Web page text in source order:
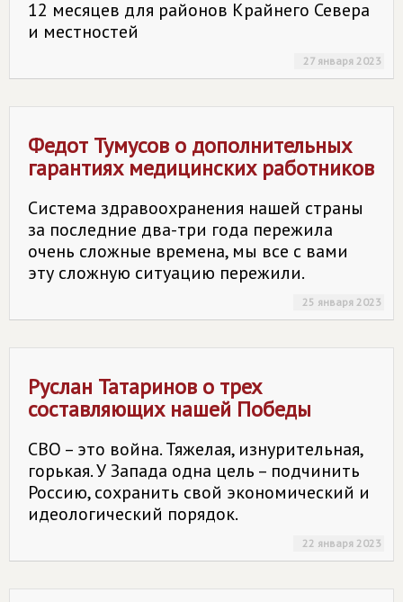
12 месяцев для районов Крайнего Севера
и местностей
27 января 2023
Федот Тумусов о дополнительных
гарантиях медицинских работников
Система здравоохранения нашей страны
за последние два-три года пережила
очень сложные времена, мы все с вами
эту сложную ситуацию пережили.
25 января 2023
Руслан Татаринов о трех
составляющих нашей Победы
СВО – это война. Тяжелая, изнурительная,
горькая. У Запада одна цель – подчинить
Россию, сохранить свой экономический и
идеологический порядок.
22 января 2023